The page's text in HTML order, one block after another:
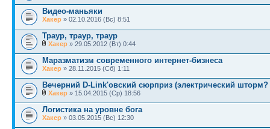
Видео-маньяки
Хакер » 02.10.2016 (Вс) 8:51
Траур, траур, траур
Хакер » 29.05.2012 (Вт) 0:44
Маразматизм современного интернет-бизнеса
Хакер » 28.11.2015 (Сб) 1:11
Вечерний D-Link'овский сюрприз (электрический шторм?
Хакер » 15.04.2015 (Ср) 18:56
Логистика на уровне бога
Хакер » 03.05.2015 (Вс) 12:30